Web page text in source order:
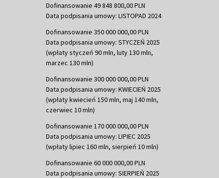
Dofinansowanie 49 848 800,00 PLN
Data podpisania umowy: LISTOPAD 2024
Dofinansowanie 350 000 000,00 PLN
Data podpisania umowy: STYCZEŃ 2025
(wpłaty styczeń 90 mln, luty 130 mln,
marzec 130 mln)
Dofinansowanie 300 000 000,00 PLN
Data podpisania umowy: KWIECIEŃ 2025
(wpłaty kwiecień 150 mln, maj 140 mln,
czerwiec 10 mln)
Dofinansowanie 170 000 000,00 PLN
Data podpisania umowy: LIPIEC 2025
(wpłaty lipiec 160 mln, sierpień 10 mln)
Dofinansowanie 60 000 000,00 PLN
Data podpisania umowy: SIERPIEŃ 2025